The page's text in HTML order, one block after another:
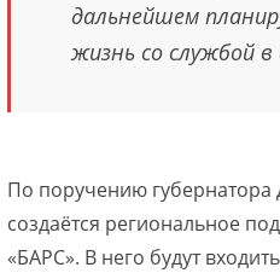
дальнейшем
жизнь со службой в
По поручению
создаётся региональное
«БАРС». В него будут